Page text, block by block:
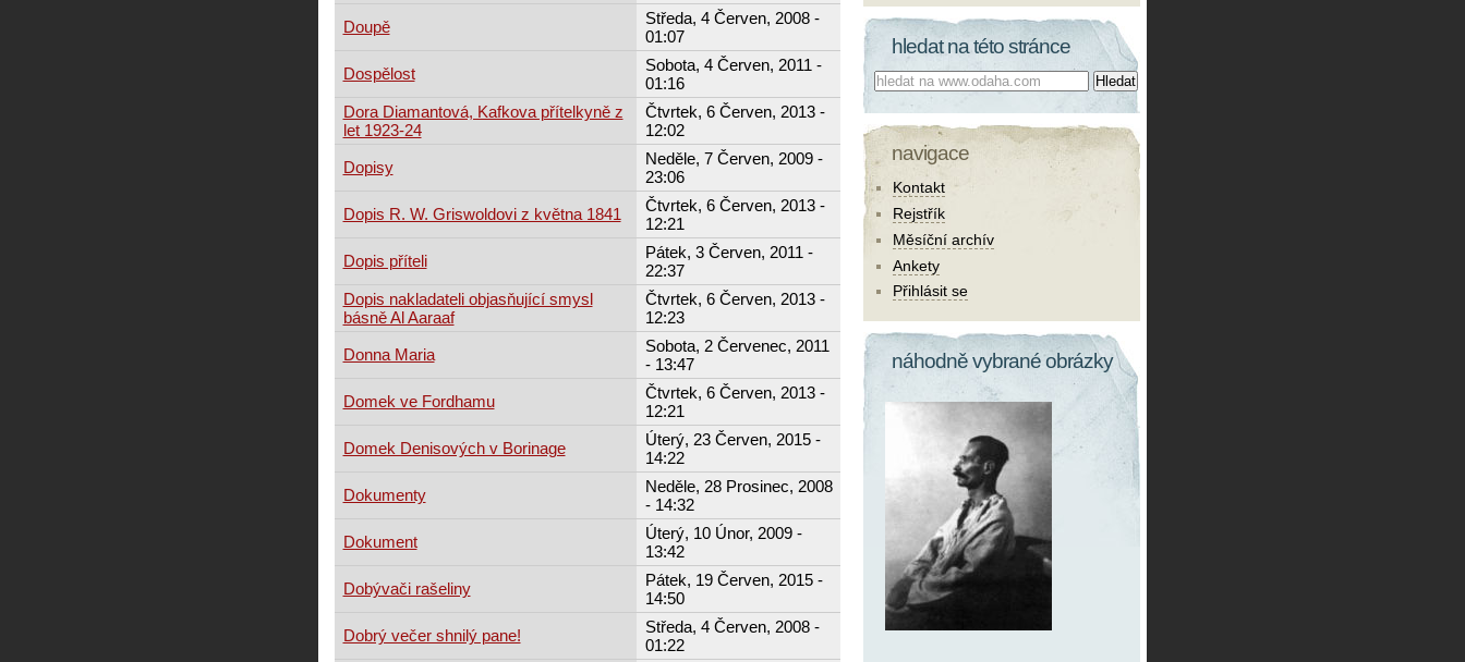
Doupě
Středa, 4 Červen, 2008 -
01:07
Dospělost
Sobota, 4 Červen, 2011 -
01:16
Dora Diamantová, Kafkova přítelkyně z
let 1923-24
Čtvrtek, 6 Červen, 2013 -
12:02
Dopisy
Neděle, 7 Červen, 2009 -
23:06
Dopis R. W. Griswoldovi z května 1841
Čtvrtek, 6 Červen, 2013 -
12:21
Dopis příteli
Pátek, 3 Červen, 2011 -
22:37
Dopis nakladateli objasňující smysl
básně Al Aaraaf
Čtvrtek, 6 Červen, 2013 -
12:23
Donna Maria
Sobota, 2 Červenec, 2011
- 13:47
Domek ve Fordhamu
Čtvrtek, 6 Červen, 2013 -
12:21
Domek Denisových v Borinage
Úterý, 23 Červen, 2015 -
14:22
Dokumenty
Neděle, 28 Prosinec, 2008
- 14:32
Dokument
Úterý, 10 Únor, 2009 -
13:42
Dobývači rašeliny
Pátek, 19 Červen, 2015 -
14:50
Dobrý večer shnilý pane!
Středa, 4 Červen, 2008 -
01:22
hledat na této stránce
Co hledat:
navigace
Kontakt
Rejstřík
Měsíční archív
Ankety
Přihlásit se
náhodně vybrané obrázky